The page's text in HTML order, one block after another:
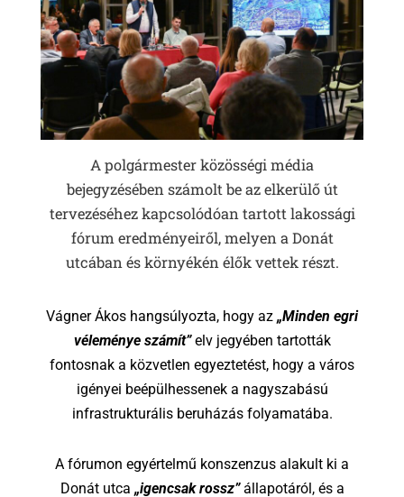
A polgármester közösségi média
bejegyzésében számolt be az elkerülő út
tervezéséhez kapcsolódóan tartott lakossági
fórum eredményeiről, melyen a Donát
utcában és környékén élők vettek részt.
Vágner Ákos hangsúlyozta, hogy az „Minden egri
véleménye számít”elv jegyében tartották
fontosnak a közvetlen egyeztetést, hogy a város
igényei beépülhessenek a nagyszabású
infrastrukturális beruházás folyamatába.
A fórumon egyértelmű konszenzus alakult ki a
Donát utca „igencsak rossz”állapotáról, és a